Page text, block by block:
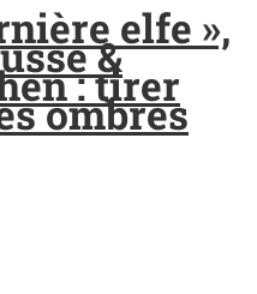
elfe »,
&
: tirer
ombres